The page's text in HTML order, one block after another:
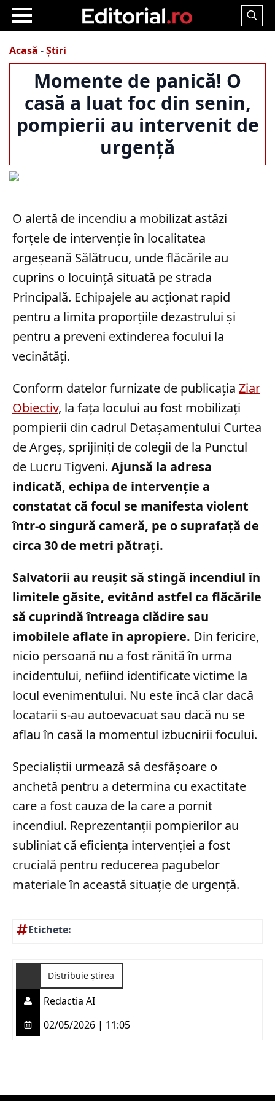
Search
Acasă -Știri
Momente de panică! O
casă a luat foc din senin,
pompierii au intervenit de
urgență
O alertă de incendiu a mobilizat astăzi
forțele de intervenție în localitatea
argeșeană Sălătrucu, unde flăcările au
cuprins o locuință situată pe strada
Principală. Echipajele au acționat rapid
pentru a limita proporțiile dezastrului și
pentru a preveni extinderea focului la
vecinătăți.
Conform datelor furnizate de publicația Ziar
Obiectiv, la fața locului au fost mobilizați
pompierii din cadrul Detașamentului Curtea
de Argeș, sprijiniți de colegii de la Punctul
de Lucru Tigveni. Ajunsă la adresa
indicată, echipa de intervenție a
constatat că focul se manifesta violent
într-o singură cameră, pe o suprafață de
circa 30 de metri pătrați.
Salvatorii au reușit să stingă incendiul în
limitele găsite, evitând astfel ca flăcările
să cuprindă întreaga clădire sau
imobilele aflate în apropiere. Din fericire,
nicio persoană nu a fost rănită în urma
incidentului, nefiind identificate victime la
locul evenimentului. Nu este încă clar dacă
locatarii s-au autoevacuat sau dacă nu se
aflau în casă la momentul izbucnirii focului.
Specialiștii urmează să desfășoare o
anchetă pentru a determina cu exactitate
care a fost cauza de la care a pornit
incendiul. Reprezentanții pompierilor au
subliniat că eficiența intervenției a fost
crucială pentru reducerea pagubelor
materiale în această situație de urgență.
Etichete:
Distribuie știrea
Redactia AI
02/05/2026 | 11:05